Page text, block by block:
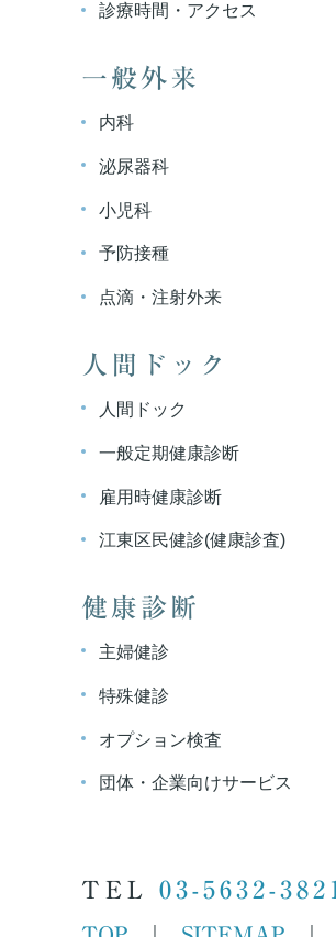
診療時間・アクセス
一般外来
内科
泌尿器科
小児科
予防接種
点滴・注射外来
人間ドック
人間ドック
一般定期健康診断
雇用時健康診断
江東区民健診(健康診査)
健康診断
主婦健診
特殊健診
オプション検査
団体・企業向けサービス
TEL 03-5632-3821